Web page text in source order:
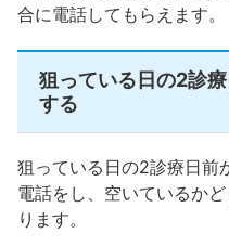
合に電話してもらえます。
狙っている日の2診
する
狙っている日の2診療日前
電話をし、空いているか
ります。